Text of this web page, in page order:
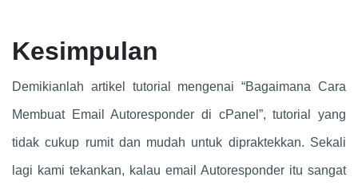
Kesimpulan
Demikianlah artikel tutorial mengenai “Bagaimana Cara
Membuat Email Autoresponder di cPanel”, tutorial yang
tidak cukup rumit dan mudah untuk dipraktekkan. Sekali
lagi kami tekankan, kalau email Autoresponder itu sangat